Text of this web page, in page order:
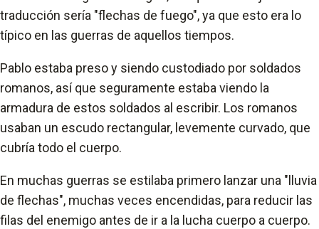
traducción sería "flechas de fuego", ya que esto era lo
típico en las guerras de aquellos tiempos.
Pablo estaba preso y siendo custodiado por soldados
romanos, así que seguramente estaba viendo la
armadura de estos soldados al escribir. Los romanos
usaban un escudo rectangular, levemente curvado, que
cubría todo el cuerpo.
En muchas guerras se estilaba primero lanzar una "lluvia
de flechas", muchas veces encendidas, para reducir las
filas del enemigo antes de ir a la lucha cuerpo a cuerpo.